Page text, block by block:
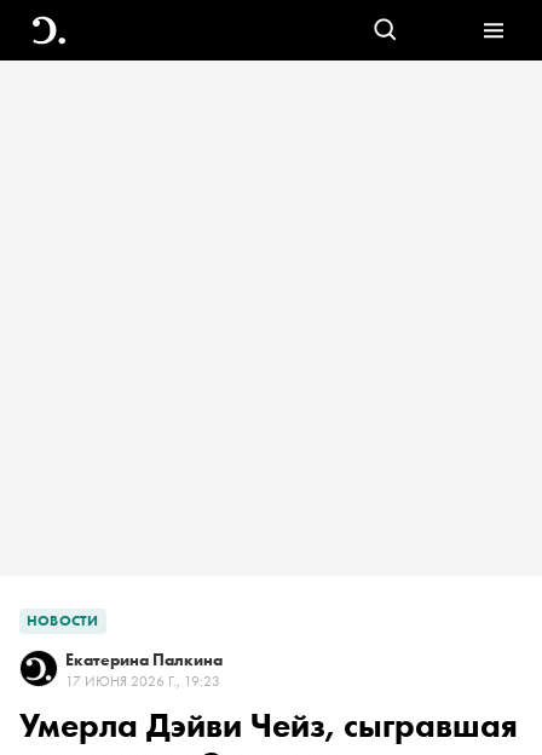
НОВОСТИ
Екатерина Палкина
17 ИЮНЯ 2026 Г., 19:23
Умерла Дэйви Чейз, сыгравшая